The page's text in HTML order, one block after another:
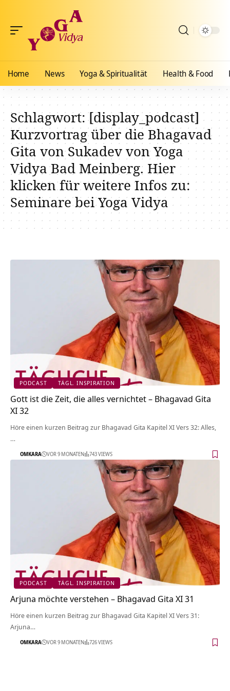
Home News Yoga & Spiritualität Health & Food
Schlagwort:[display_podcast]
Kurzvortrag über die Bhagavad
Gita von Sukadev von Yoga
Vidya Bad Meinberg. Hier
klicken für weitere Infos zu:
Seminare bei Yoga Vidya
PODCAST TÄGL. INSPIRATION
Gott ist die Zeit, die alles vernichtet – Bhagavad Gita
XI 32
Höre einen kurzen Beitrag zur Bhagavad Gita Kapitel XI Vers 32: Alles,
…
OMKARA VOR 9 MONATEN 743 VIEWS
PODCAST TÄGL. INSPIRATION
Arjuna möchte verstehen – Bhagavad Gita XI 31
Höre einen kurzen Beitrag zur Bhagavad Gita Kapitel XI Vers 31:
Arjuna…
OMKARA VOR 9 MONATEN 726 VIEWS